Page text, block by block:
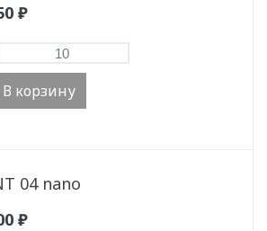
₽
В корзину
04 nano
₽